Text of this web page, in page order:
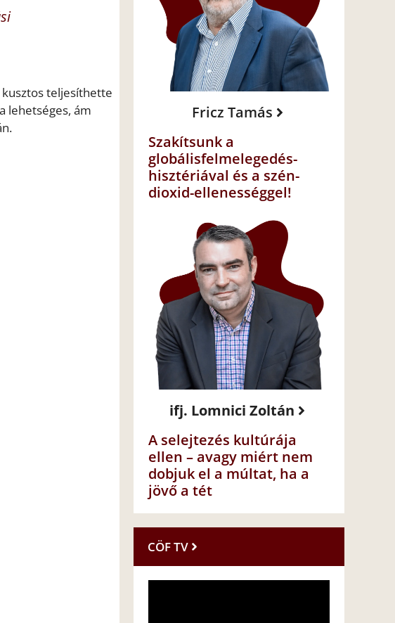
teljesíthette
lehetséges, ám
Fricz Tamás
Szakítsunk a
globálisfelmelegedés-
hisztériával és a szén-
dioxid-ellenességgel!
ifj. Lomnici Zoltán
A selejtezés kultúrája
ellen – avagy miért nem
dobjuk el a múltat, ha a
jövő a tét
CÖF TV